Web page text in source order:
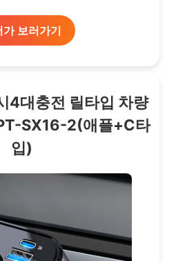
가 보러가기
4대충전 릴타입 차량
SX16-2(애플+C타
입)